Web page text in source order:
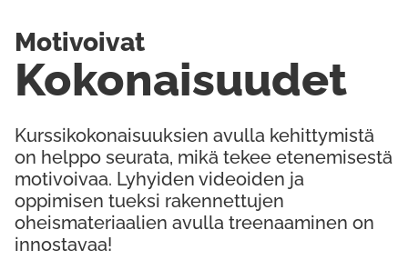
Kurssikokonaisuuksien avulla kehittymistä
on helppo seurata, mikä tekee etenemisestä
motivoivaa. Lyhyiden videoiden ja
oppimisen tueksi rakennettujen
oheismateriaalien avulla treenaaminen on
innostavaa!
Kokonaisuudet
Motivoivat